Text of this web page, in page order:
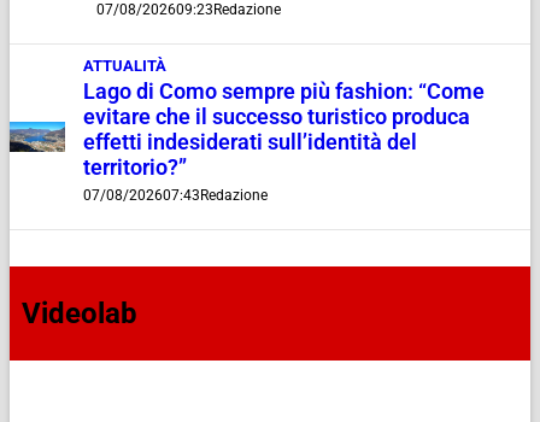
07/08/202609:23 Redazione
ATTUALITÀ
Lago di Como sempre più fashion: “Come
evitare che il successo turistico produca
effetti indesiderati sull’identità del
territorio?”
07/08/202607:43 Redazione
Videolab